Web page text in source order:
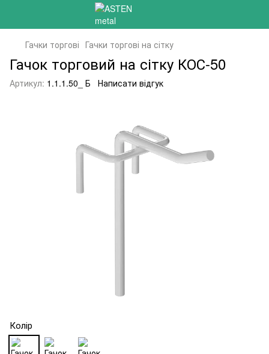
Гачки торгові Гачки торгові на сітку
Гачок торговий на сітку КОС-50
Артикул: 1.1.1.50_ Б Написати відгук
Колір